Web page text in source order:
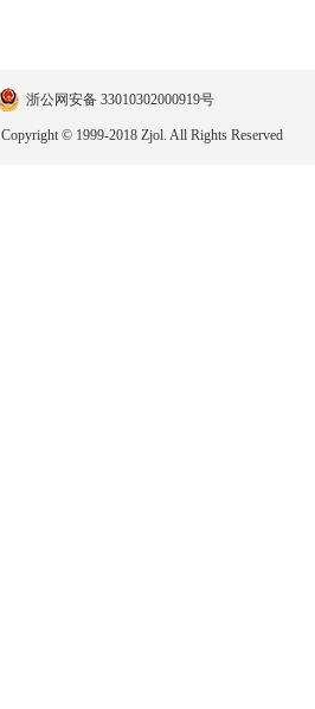
浙公网安备 33010302000919号
Copyright © 1999-2018 Zjol. All Rights Reserved